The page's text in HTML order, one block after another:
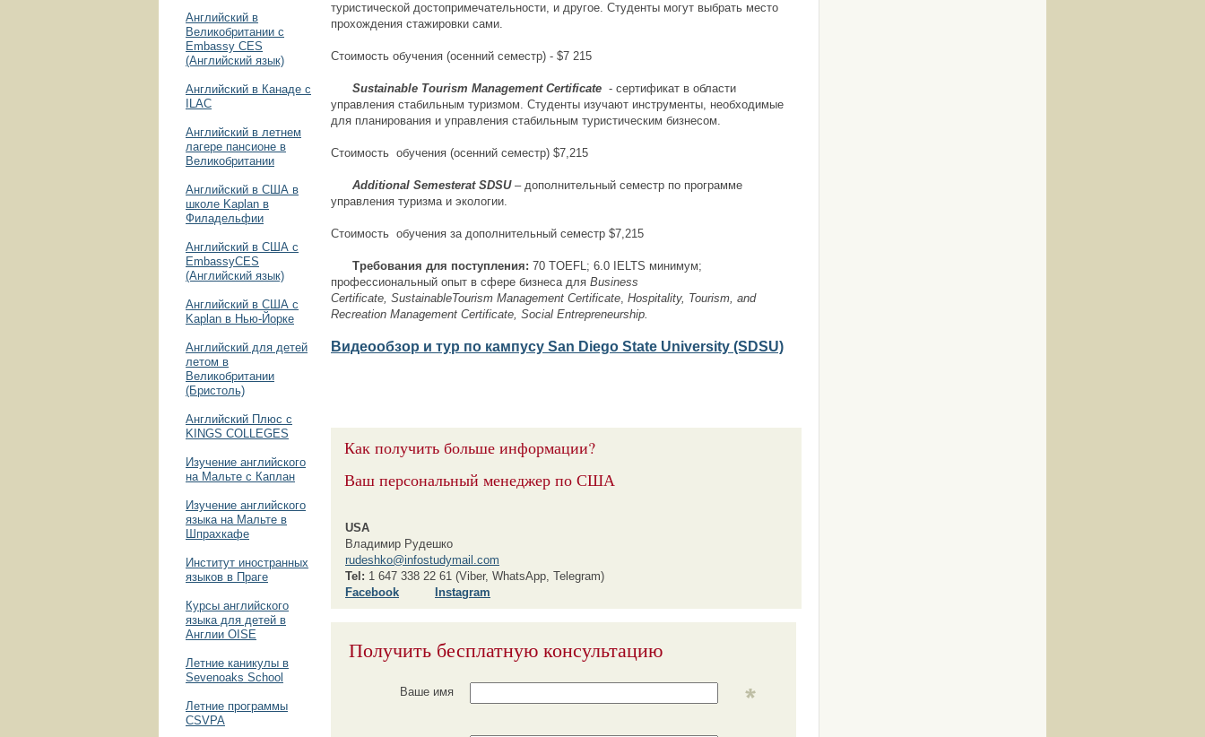
Английский в
Великобритании с
Embassy CES
(Английский язык)
Английский в Канаде с
ILAC
Английский в летнем
лагере пансионе в
Великобритании
Английский в США в
школе Kaplan в
Филадельфии
Английский в США с
EmbassyCES
(Английский язык)
Английский в США с
Kaplan в Нью-Йорке
Английский для детей
летом в
Великобритании
(Бристоль)
Английский Плюс с
KINGS COLLEGES
Изучение английского
на Мальте с Каплан
Изучение английского
языка на Мальте в
Шпрахкафе
Институт иностранных
языков в Праге
Курсы английского
языка для детей в
Англии OISE
Летние каникулы в
Sevenoaks School
Летние программы
CSVPA
туристической достопримечательности, и другое. Студенты могут выбрать место
прохождения стажировки сами.
Стоимость обучения (осенний семестр) - $7 215
Sustainable Tourism Management Certificate - сертификат в области
управления стабильным туризмом. Студенты изучают инструменты, необходимые
для планирования и управления стабильным туристическим бизнесом.
Стоимость обучения (осенний семестр) $7,215
Additional Semesterat SDSU – дополнительный семестр по программе
управления туризма и экологии.
Стоимость обучения за дополнительный семестр $7,215
Требования для поступления: 70 TOEFL; 6.0 IELTS минимум;
профессиональный опыт в сфере бизнеса для Business
Certificate, SustainableTourism Management Certificate, Hospitality, Tourism, and
Recreation Management Certificate, Social Entrepreneurship.
Видеообзор и тур по кампусу San Diego State University (SDSU)
Как получить больше информации?
Ваш персональный менеджер по США
USA
Владимир Рудешко
rudeshko@infostudymail.com
Tel: 1 647 338 22 61 (Viber, WhatsApp, Telegram)
Facebook Instagram
Получить бесплатную консультацию
Ваше имя